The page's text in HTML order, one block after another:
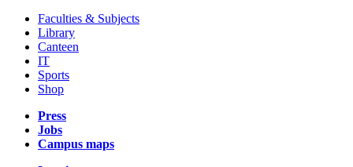
Faculties & Subjects
Library
Canteen
IT
Sports
Shop
Press
Jobs
Campus maps